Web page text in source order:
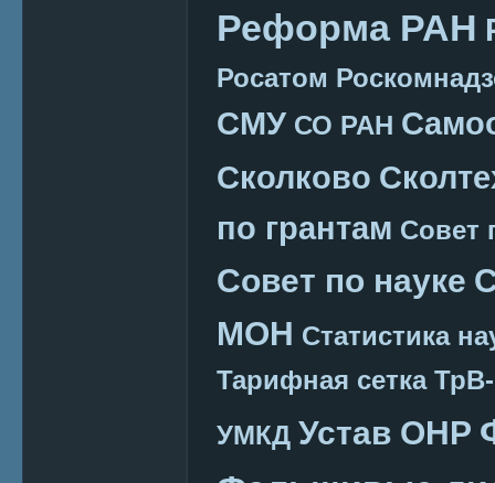
Реформа РАН
Росатом
СМУ СО РАН
Сколково
по грантам Совет
Совет по науке
МОН Статистика
Тарифная сетка
УМКД Устав ОНР